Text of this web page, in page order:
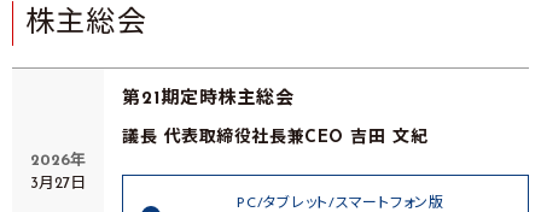
株主総会
2026年
3月27日
第21期定時株主総会
議長 代表取締役社長兼CEO 吉田 文紀
PC/タブレット/スマートフォン版